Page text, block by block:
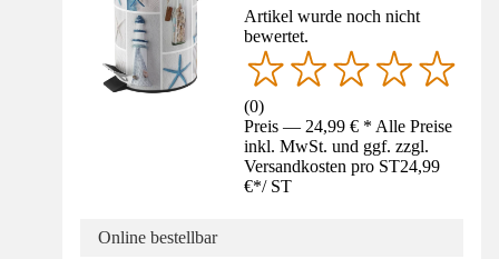
Artikel wurde noch nicht
bewertet.
(0)
Preis — 24,99 € * Alle Preise
inkl. MwSt. und ggf. zzgl.
Versandkosten pro ST24,99
€*/ ST
Online bestellbar